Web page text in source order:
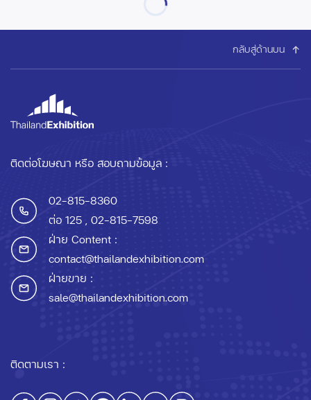
กลับสู่ด้านบน
ติดต่อโฆษณา หรือ สอบถามข้อมูล :
02-815-8360
ต่อ 125 , 02-815-7598
ฝ่าย Content :
contact@thailandexhibition.com
ฝ่ายขาย :
sale@thailandexhibition.com
ติดตามเรา :